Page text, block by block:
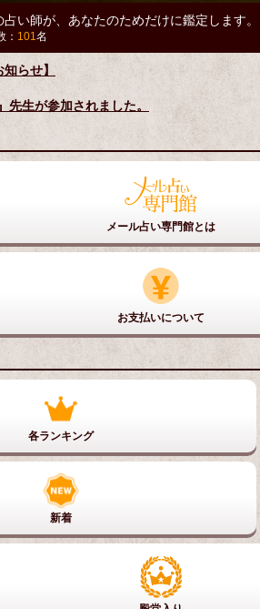
い師が、あなたのためだけに鑑定します。
： 101名
知らせ】
生が参加されました。
メール占い専門館とは
お支払いについて
各ランキング
新着